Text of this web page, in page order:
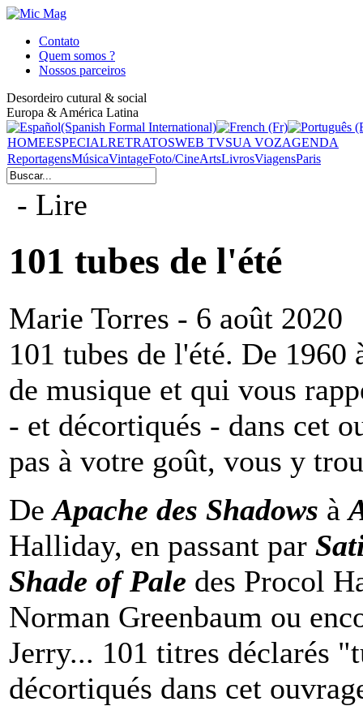
Contato
Quem somos ?
Nossos parceiros
Desordeiro cutural & social
Europa & América Latina
HOMEESPECIALRETRATOSWEB TVSUA VOZAGENDA
ReportagensMúsicaVintageFoto/CineArtsLivrosViagensParis
- Lire
101 tubes de l'été
Marie Torres - 6 août 2020
101 tubes de l'été. De
de musique et qui vous
- et décortiqués - dans cet
pas à votre goût, vous y
DeApache des Shadows à
Halliday, en passant par
Shade of Pale des Procol
Norman Greenbaum ou
Jerry... 101 titres déclarés
décortiqués dans cet